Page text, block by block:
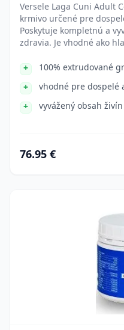
Versele Laga Cuni Adult
krmivo určené pre
Poskytuje kompletnú a
zdravia. Je vhodné ako
100% extrudované
vhodné pre dospelé
vyvážený obsah
76.95 €